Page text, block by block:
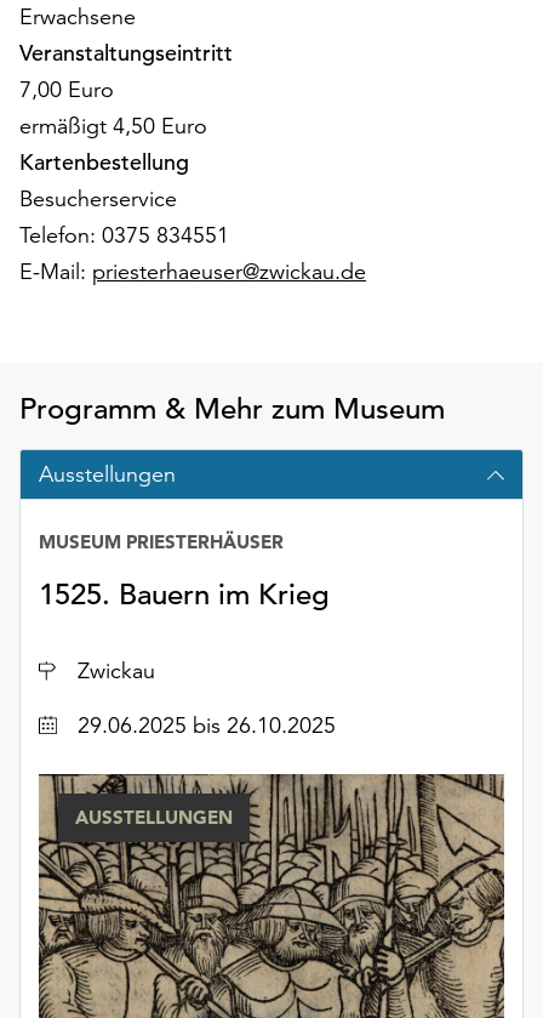
Seite
die
Schaltfläche
„Cookie-
Einstellungen“
zur
Verfügung.
Funktionale
Cookies
werden
weiterhin
ausgeführt.
Möchten
die
Cookies
erreichen
Sie
die
Einstellungen
über
Schaltfläche
„Auswählen“.
Weitere
Informationen
finden
Sie
Erwachsene
Veranstaltungseintritt
7,00 Euro
ermäßigt 4,50 Euro
Kartenbestellung
Besucherservice
Telefon: 0375 834551
E-Mail: priesterhaeuser@zwickau.de
Programm & Mehr zum Museum
Ausstellungen
MUSEUM PRIESTERHÄUSER
1525. Bauern im Krieg
Ort
Zwickau
Datum29.06.2025 bis 26.10.2025
AUSSTELLUNGEN